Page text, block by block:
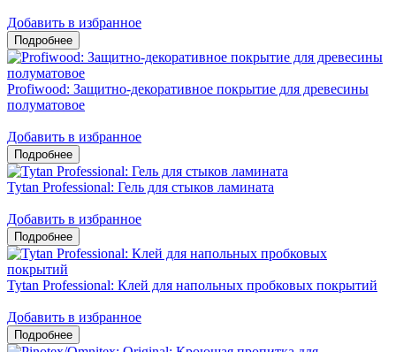
Добавить в избранное
Profiwood: Защитно-декоративное покрытие для древесины
полуматовое
Добавить в избранное
Tytan Professional: Гель для стыков ламината
Добавить в избранное
Tytan Professional: Клей для напольных пробковых покрытий
Добавить в избранное